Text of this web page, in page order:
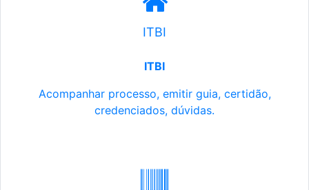
ITBI
ITBI
Acompanhar processo, emitir guia, certidão,
credenciados, dúvidas.